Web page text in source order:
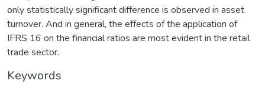
only statistically significant difference is observed in asset
turnover. And in general, the effects of the application of
IFRS 16 on the financial ratios are most evident in the retail
trade sector.
Keywords